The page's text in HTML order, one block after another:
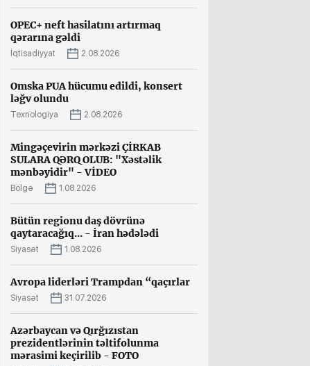
OPEC+ neft hasilatını artırmaq
qərarına gəldi
İqtisadiyyat 2.08.2026
Omska PUA hücumu edildi, konsert
ləğv olundu
Texnologiya 2.08.2026
Mingəçevirin mərkəzi ÇİRKAB
SULARA QƏRQ OLUB: "Xəstəlik
mənbəyidir" - VİDEO
Bölgə 1.08.2026
Bütün regionu daş dövrünə
qaytaracağıq... - İran hədələdi
Siyasət 1.08.2026
Avropa liderləri Trampdan “qaçırlar
Siyasət 31.07.2026
Azərbaycan və Qırğızıstan
prezidentlərinin təltifolunma
mərasimi keçirilib - FOTO